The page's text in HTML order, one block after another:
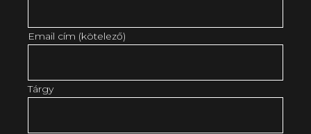
Email cím (kötelező)
Tárgy